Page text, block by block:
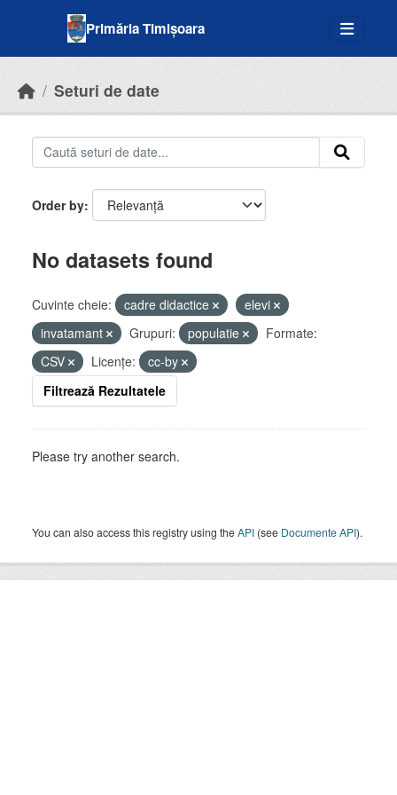
Primăria Timișoara
Seturi de date
Order by
No datasets found
Cuvinte cheie: cadre didactice
elevi
invatamant
Grupuri: populatie
Formate:
CSV
Licenţe:
cc-by
Filtrează Rezultatele
Please try another search.
You can also access this registry using theAPI (see Documente API).